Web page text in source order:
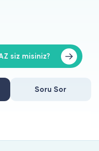
siz misiniz?
Soru Sor